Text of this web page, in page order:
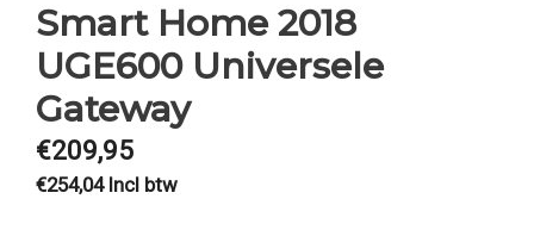
Smart Home 2018
UGE600 Universele
Gateway
€209,95
€254,04Incl btw